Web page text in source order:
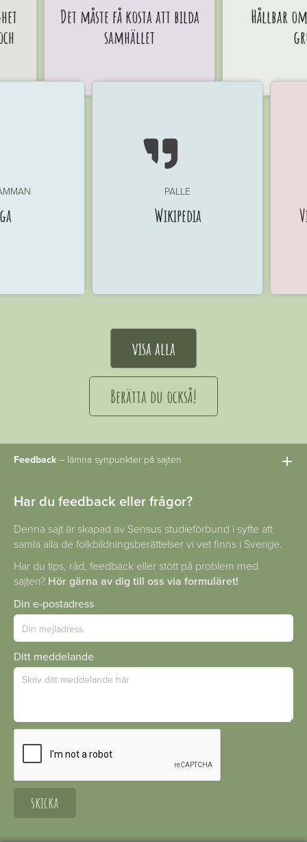
Det måste få kosta att bilda
samhället
Hållbar

PALLE
Wikipedia
visa alla
Berätta du också!
Feedback – lämna synpunkter på sajten
Har du feedback eller frågor?
Denna sajt är skapad av Sensus studieförbund i syfte att
samla alla de folkbildningsberättelser vi vet finns i Sverige.
Har du tips, råd, feedback eller stött på problem med
sajten? Hör gärna av dig till oss via formuläret!
Din e-postadress
Ditt meddelande